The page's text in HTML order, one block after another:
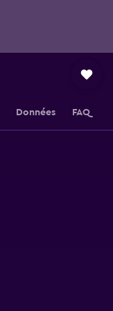
Données FAQ